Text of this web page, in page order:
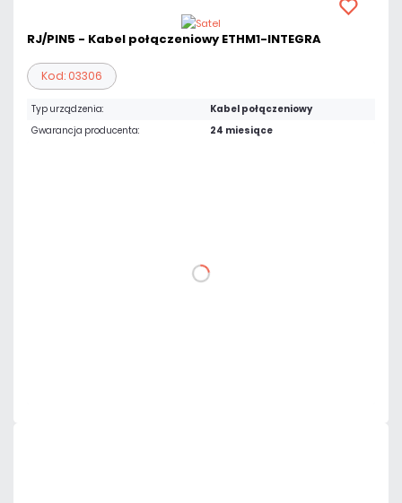
RJ/PIN5 - Kabel połączeniowy ETHM1-INTEGRA
Kod: 03306
Typ urządzenia:
Kabel połączeniowy
Gwarancja producenta:
24 miesiące
DO KOSZYKA